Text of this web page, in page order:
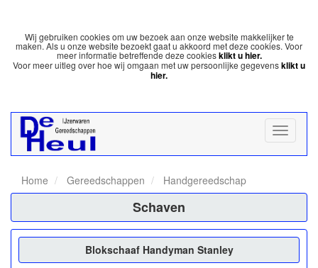
Wij gebruiken cookies om uw bezoek aan onze website makkelijker te
maken. Als u onze website bezoekt gaat u akkoord met deze cookies. Voor
meer informatie betreffende deze cookiesklikt u hier.
Voor meer uitleg over hoe wij omgaan met uw persoonlijke gegevensklikt u
hier.
Home Gereedschappen Handgereedschap
Schaven
Blokschaaf Handyman Stanley